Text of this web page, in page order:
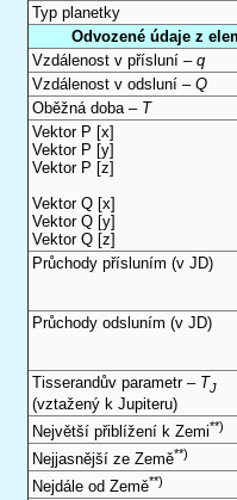
Typ planetky
Odvozené údaje z
Vzdálenost v přísluní – q
Vzdálenost v odsluní – Q
Oběžná doba – T
Vektor P [x]
Vektor P [y]
Vektor P [z]
Vektor Q [x]
Vektor Q [y]
Vektor Q [z]
Průchody přísluním (v JD)
Průchody odsluním (v JD)
Tisserandův parametr – TJ
(vztažený k Jupiteru)
Největší přiblížení k Zemi**)
Nejjasnější ze Země**)
Nejdále od Země**)